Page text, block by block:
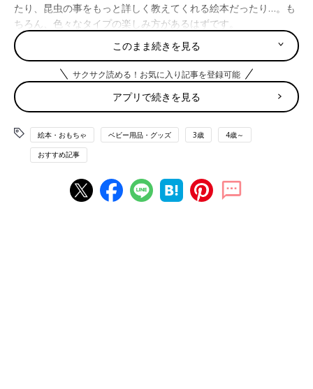
たり、昆虫の事をもっと詳しく教えてくれる絵本だったり…。も
ちろん、色々なタイプの楽しみ方があるはずです。
大好きなカブトムシと、もし一緒に遊べることができた
こんちゃんは虫が大好き。なかでも一番好きなのはカブトムシ！
そんなこんちゃんの夢、叶うのです。幼虫から育てて地面の上に
出てきたのは、自分と同じ位大きなカブトムシ！こんちゃんは
「カブトくん」と 名付け て一緒に暮らします。カブトくんは、食
いしん坊。大きなスイカをシャミシャミ食べます。朝は日曜日の
このまま続きを見る
サクサク読める！お気に入り記事を登録可能
アプリで続きを見る
絵本・おもちゃ ベビー用品・グッズ 3歳 4歳～
おすすめ記事